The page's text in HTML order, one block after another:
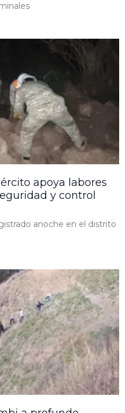
apoya labores
y control
anoche en el distrito